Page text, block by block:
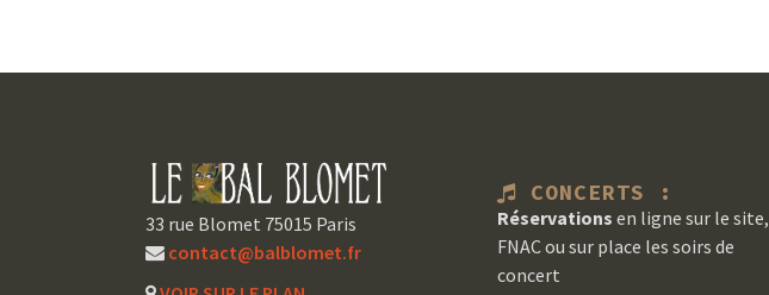
33 rue Blomet 75015 Paris
contact@balblomet.fr
CONCERTS :
Réservations en ligne sur le site,
FNAC ou sur place les soirs de
concert